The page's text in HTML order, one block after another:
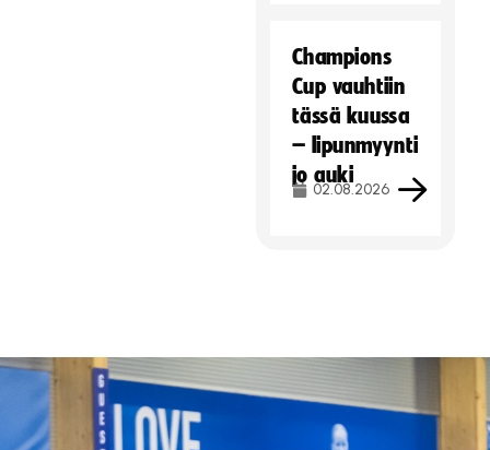
Champions
Cup vauhtiin
tässä kuussa
– lipunmyynti
jo auki
02.08.2026